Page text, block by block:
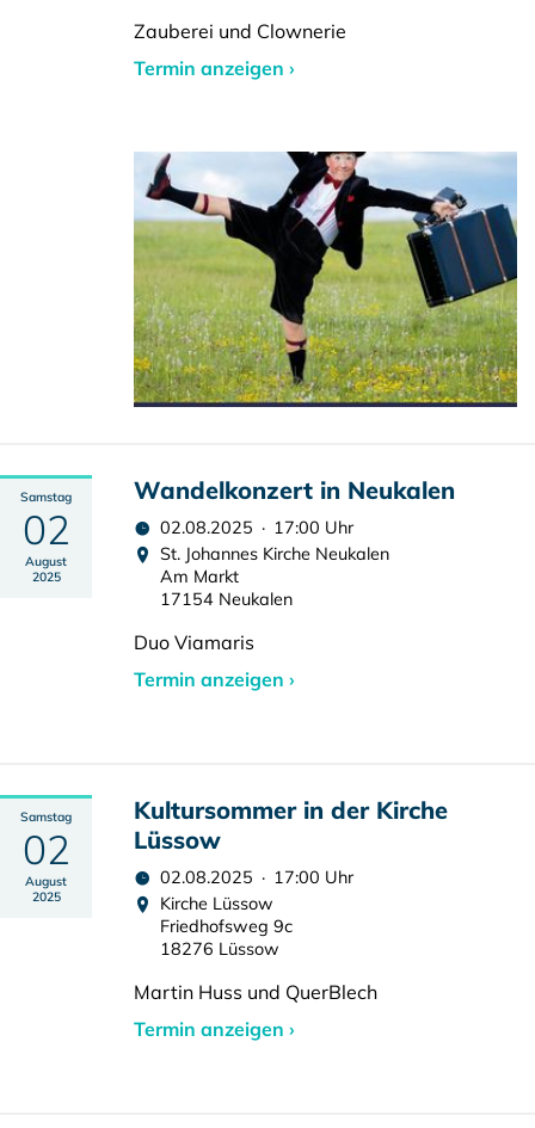
Zauberei und Clownerie
Termin anzeigen ›
Samstag
02
August
2025
Wandelkonzert in Neukalen
02.08.2025 · 17:00 Uhr
St. Johannes Kirche Neukalen
Am Markt
17154 Neukalen
Duo Viamaris
Termin anzeigen ›
Samstag
02
August
2025
Kultursommer in der Kirche
Lüssow
02.08.2025 · 17:00 Uhr
Kirche Lüssow
Friedhofsweg 9c
18276 Lüssow
Martin Huss und QuerBlech
Termin anzeigen ›